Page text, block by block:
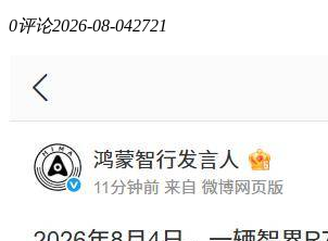
0评论2026-08-042721